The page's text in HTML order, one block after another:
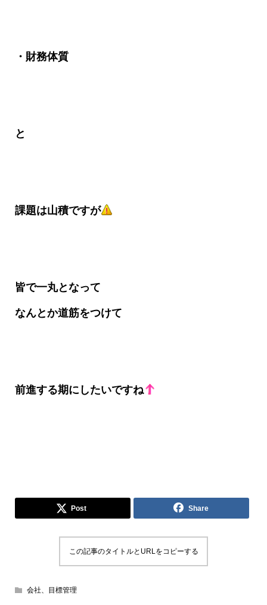
・財務体質
と
課題は山積ですが
皆で一丸となって
なんとか道筋をつけて
前進する期にしたいですね
Post Share
この記事のタイトルとURLをコピーする
会社、目標管理